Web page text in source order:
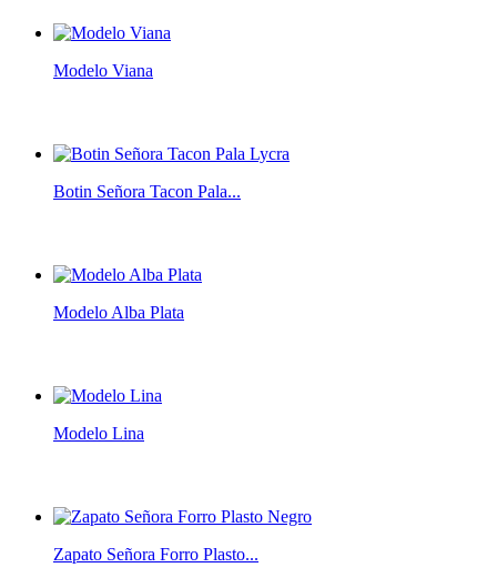
Modelo Viana
Botin Señora Tacon Pala...
Modelo Alba Plata
Modelo Lina
Zapato Señora Forro Plasto...